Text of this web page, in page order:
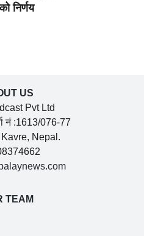
निर्णय
US
Pvt Ltd
नं :1613/076-77
Nepal.
TEAM